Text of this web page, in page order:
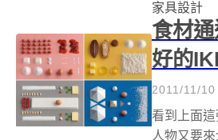
國家地理頻
家具設計
食材
好的
2011/11/10
看到上面
人物又要